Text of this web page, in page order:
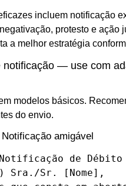
incluem notificação
protesto e ação
a melhor estratégia
notificação — use com
modelos básicos.
do envio.
amigável
de Débito
Sra./Sr. [Nome],